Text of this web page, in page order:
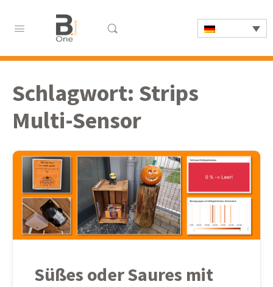
Schlagwort: Strips
Multi-Sensor
Süßes oder Saures mit